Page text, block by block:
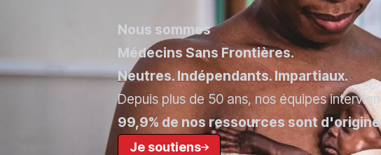
Nous sommes
Médecins Sans Frontières.
Neutres. Indépendants.Impartiaux.
Depuis plus de 50 ans, nos équipes
99,9% de nos ressources sont
Je soutiens